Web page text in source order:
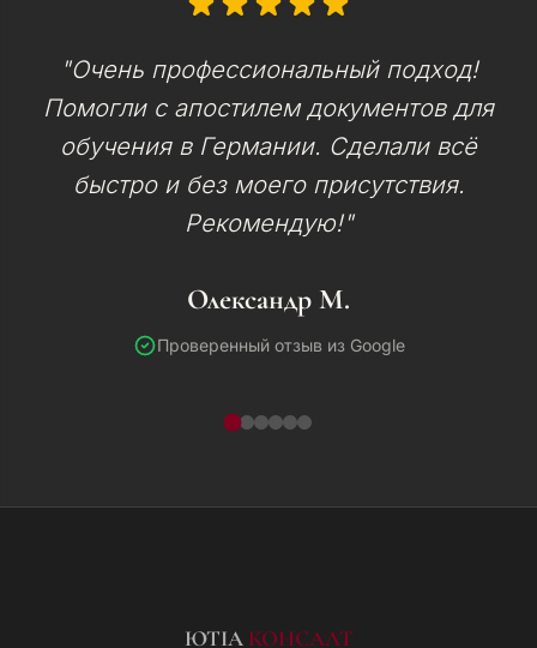
"Очень профессиональный подход!
Помогли с апостилем документов для
обучения в Германии. Сделали всё
быстро и без моего присутствия.
Рекомендую!"
Олександр М.
Проверенный отзыв из Google
ЮТІА КОНСАЛТ